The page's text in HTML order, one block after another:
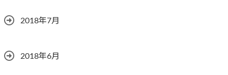
2018年7月
2018年6月